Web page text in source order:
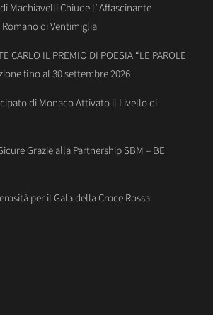
Machiavelli Chiude l’ Affascinante
Romano di Ventimiglia
CARLO IL PREMIO DI POESIA “LE PAROLE
fino al 30 settembre 2026
di Monaco Attivato il Livello di
Grazie alla Partnership SBM – BE
per il Gala della Croce Rossa